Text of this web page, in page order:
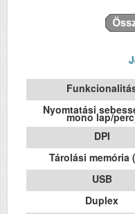
Nyomtatási
mono lap/
DPI
Tárolási memória
USB
Duplex